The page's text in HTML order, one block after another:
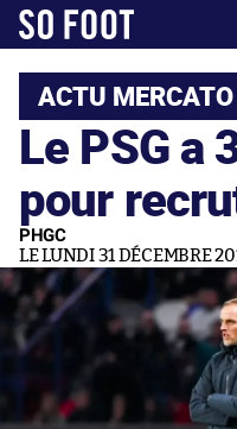
ACTU MERCATO
Le PSG a
pour
PHGC
LE LUNDI 31 DÉCEMBRE